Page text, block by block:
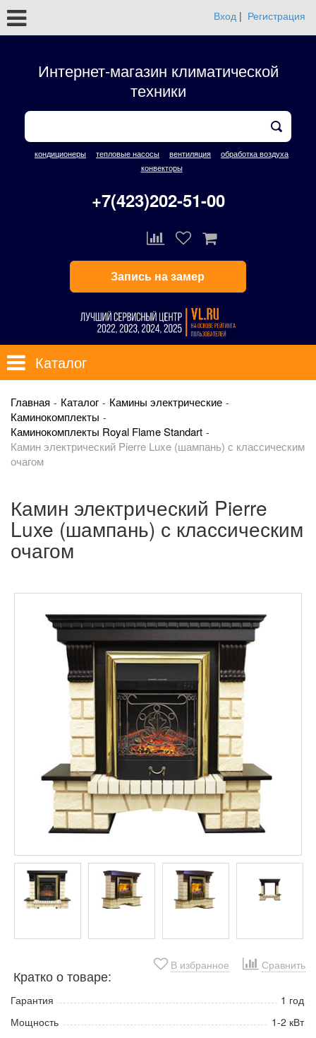
Вход | Регистрация
Интернет-магазин климатической
техники
кондиционеры тепловые насосы вентиляция
обработка воздуха
конвекторы
+7(423)202-51-00
Запись на замер
Каталог
Главная Каталог
Камины электрические
Каминокомплекты
Каминокомплекты Royal Flame Standart
Камин электрический Pierre Luxe (шампань) с классическим
очагом
Камин электрический Pierre
Luxe (шампань) с классическим
очагом
В избранное Сравнить
Кратко о товаре:
Гарантия
1 год
Мощность
1-2 кВт